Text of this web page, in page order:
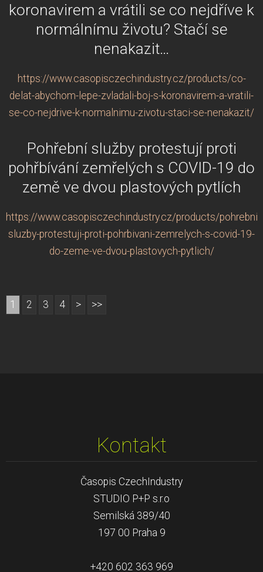
koronavirem a vrátili se co nejdříve k
normálnímu životu? Stačí se
nenakazit…
https://www.casopisczechindustry.cz/products/co-
delat-abychom-lepe-zvladali-boj-s-koronavirem-a-vratili-
se-co-nejdrive-k-normalnimu-zivotu-staci-se-nenakazit/
Pohřební služby protestují proti
pohřbívání zemřelých s COVID-19 do
země ve dvou plastových pytlích
https://www.casopisczechindustry.cz/products/pohrebni-
sluzby-protestuji-proti-pohrbivani-zemrelych-s-covid-19-
do-zeme-ve-dvou-plastovych-pytlich/
1 2 3 4 > >>
Kontakt
Časopis CzechIndustry
STUDIO P+P s.r.o
Semilská 389/40
197 00 Praha 9
+420 602 363 969